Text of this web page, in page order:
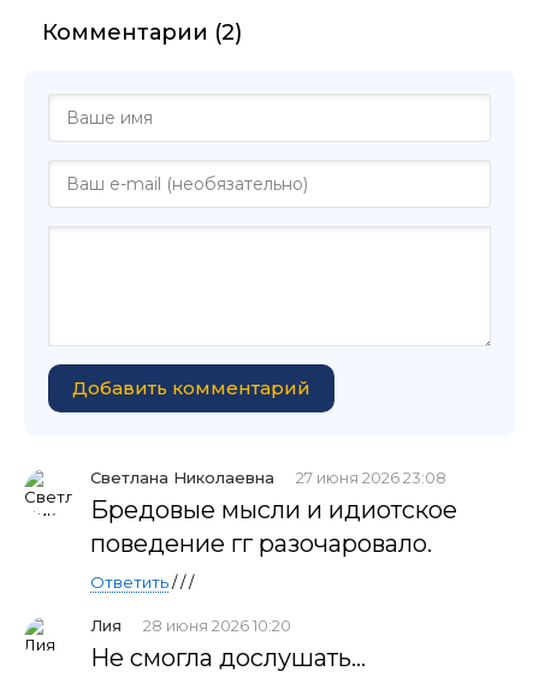
Комментарии (2)
Добавить комментарий
Светлана Николаевна 27 июня 2026 23:08
Бредовые мысли и идиотское
поведение гг разочаровало.
Ответить/ / /
Лия 28 июня 2026 10:20
Не смогла дослушать...